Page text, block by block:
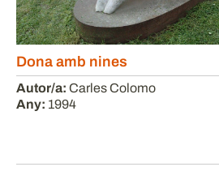
Dona amb nines
Autor/a: Carles Colomo
Any: 1994